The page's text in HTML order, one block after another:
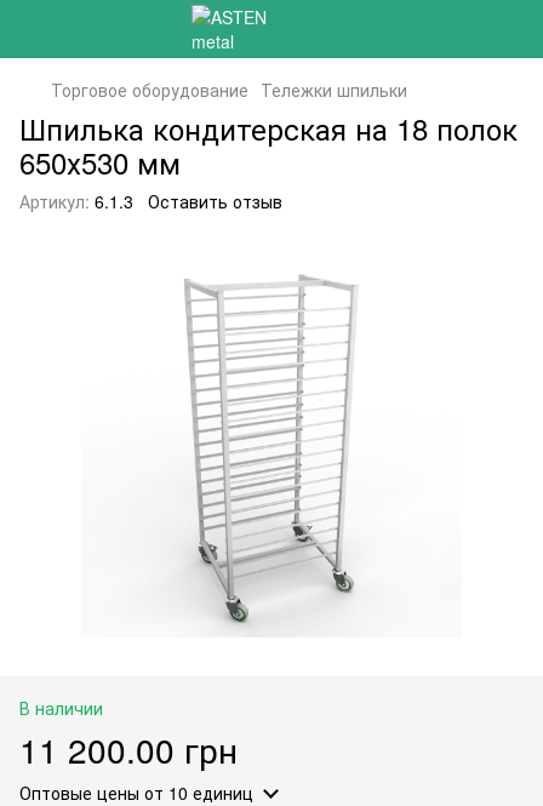
Торговое оборудование Тележки шпильки
Шпилька кондитерская на 18 полок
650х530 мм
Артикул: 6.1.3 Оставить отзыв
В наличии
11 200.00 грн
Оптовые цены от 10 единиц